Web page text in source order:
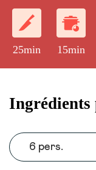
avec de petits
ciboulette ciselée
25min
15min
Ingrédients
6 pers.